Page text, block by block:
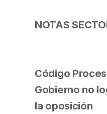
NOTAS
Código
Gobierno no
la oposición